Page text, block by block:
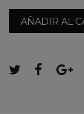
AÑADIR AL